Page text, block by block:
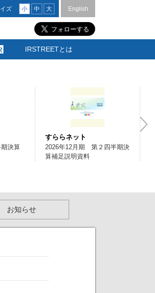
ズ 小 中 大 English
IRSTREETとは
決算
すららネット
2026年12月期 第２四半期決
算補足説明資料
お知らせ